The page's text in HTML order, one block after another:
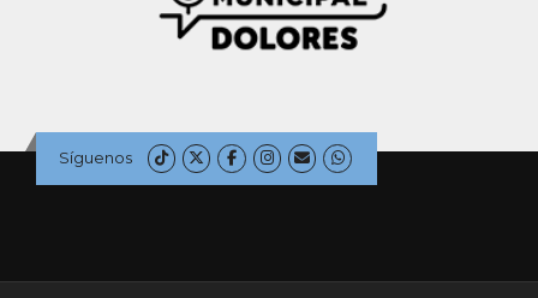
Síguenos